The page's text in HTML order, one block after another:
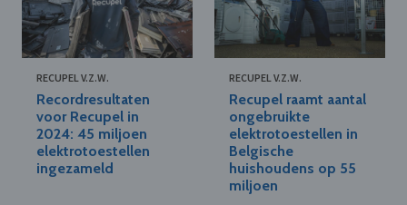
RECUPEL V.Z.W.
Recordresultaten
voor Recupel in
2024: 45 miljoen
elektrotoestellen
ingezameld
RECUPEL V.Z.W.
Recupel raamt aantal
ongebruikte
elektrotoestellen in
Belgische
huishoudens op 55
miljoen